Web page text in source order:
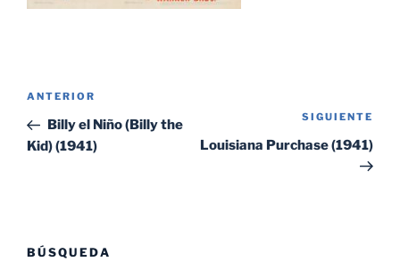
Navegación
entradas
Entrada
anterior:
ANTERIOR
Billy el Niño (Billy the
Kid) (1941)
SIGUIENTE
Louisiana Purchase (1941)
BÚSQUEDA